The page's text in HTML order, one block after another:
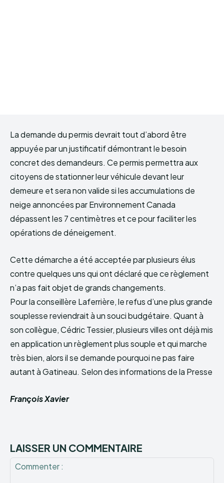
La demande du permis devrait tout d’abord être
appuyée par un justificatif démontrant le besoin
concret des demandeurs. Ce permis permettra aux
citoyens de stationner leur véhicule devant leur
demeure et sera non valide si les accumulations de
neige annoncées par Environnement Canada
dépassent les 7 centimètres et ce pour faciliter les
opérations de déneigement.
Cette démarche a été acceptée par plusieurs élus
contre quelques uns qui ont déclaré que ce règlement
n’a pas fait objet de grands changements.
Pour la conseillère Laferrière, le refus d’une plus grande
souplesse reviendrait à un souci budgétaire. Quant à
son collègue, Cédric Tessier, plusieurs villes ont déjà mis
en application un règlement plus souple et qui marche
très bien, alors il se demande pourquoi ne pas faire
autant à Gatineau. Selon des informations de la Presse
François Xavier
LAISSER UN COMMENTAIRE